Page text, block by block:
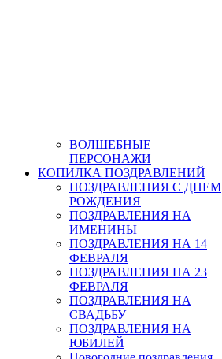
ВОЛШЕБНЫЕ
ПЕРСОНАЖИ
КОПИЛКА ПОЗДРАВЛЕНИЙ
ПОЗДРАВЛЕНИЯ С ДНЕМ
РОЖДЕНИЯ
ПОЗДРАВЛЕНИЯ НА
ИМЕНИНЫ
ПОЗДРАВЛЕНИЯ НА 14
ФЕВРАЛЯ
ПОЗДРАВЛЕНИЯ НА 23
ФЕВРАЛЯ
ПОЗДРАВЛЕНИЯ НА
СВАДЬБУ
ПОЗДРАВЛЕНИЯ НА
ЮБИЛЕЙ